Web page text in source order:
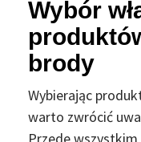
Wybór
brody
Wybierając
warto zwrócić